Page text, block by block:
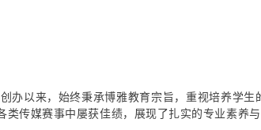
办以来，始终秉承博雅教育宗旨，重视培养学生
传媒赛事中屡获佳绩，展现了扎实的专业素养与